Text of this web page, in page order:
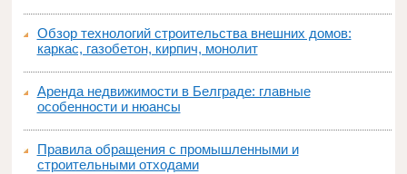
Обзор технологий строительства внешних домов:
каркас, газобетон, кирпич, монолит
Аренда недвижимости в Белграде: главные
особенности и нюансы
Правила обращения с промышленными и
строительными отходами